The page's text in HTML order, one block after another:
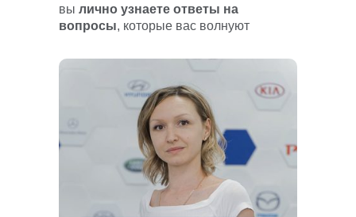
вы лично узнаете ответы на
вопросы, которые вас волнуют